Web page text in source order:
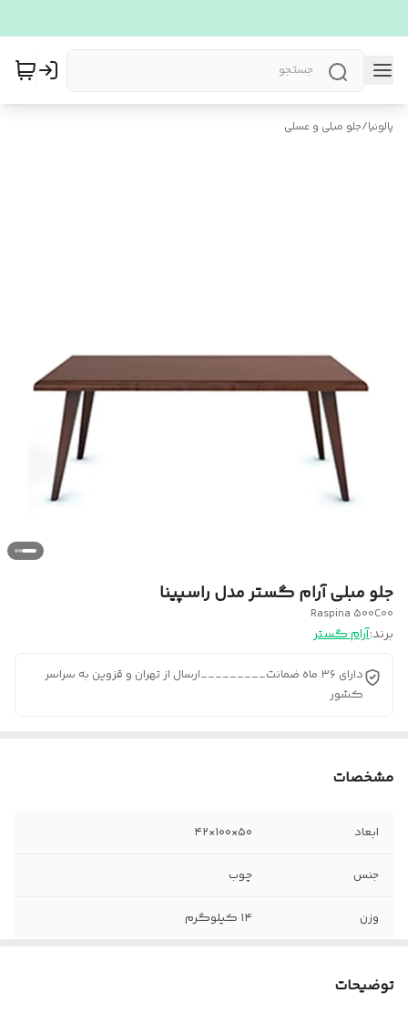
پالونیا/جلو مبلی و عسلی
جلو مبلی آرام گستر مدل راسپینا
Raspina 500C00
برند:آرام گستر
دارای ۳۶ ماه ضمانت_________ارسال از تهران و قزوین به سراسر
کشور
مشخصات
ابعاد ۵۰×۱۰۰×۴۲
جنس چوب
وزن ۱۴ کیلوگرم
فروش
توضیحات